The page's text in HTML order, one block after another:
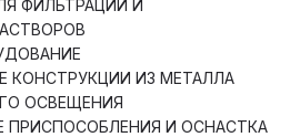
ФИЛЬТРАЦИИ И
КОНСТРУКЦИИ ИЗ МЕТАЛЛА
ОСВЕЩЕНИЯ
ПРИСПОСОБЛЕНИЯ И ОСНАСТКА